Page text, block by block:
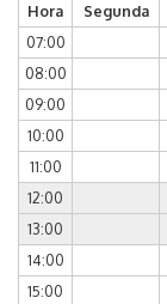
Hora Segunda
07:00
08:00
09:00
10:00
11:00
12:00
13:00
14:00
15:00